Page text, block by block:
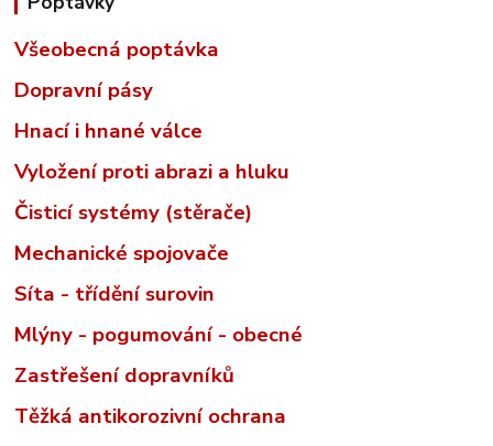
Všeobecná poptávka
Dopravní pásy
Hnací i hnané válce
Vyložení proti abrazi a hluku
Čisticí systémy (stěrače)
Mechanické spojovače
Síta - třídění surovin
Mlýny - pogumování - obecné
Zastřešení dopravníků
Těžká antikorozivní ochrana